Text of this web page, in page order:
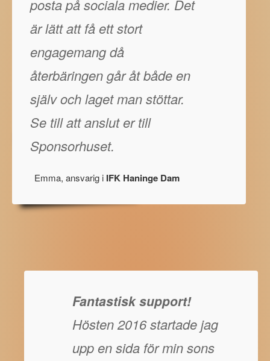
posta på sociala medier. Det
är lätt att få ett stort
engagemang då
återbäringen går åt både en
själv och laget man stöttar.
Se till att anslut er till
Sponsorhuset.
Emma, ansvarig i IFK Haninge Dam
Fantastisk support!
Hösten 2016 startade jag
upp en sida för min sons